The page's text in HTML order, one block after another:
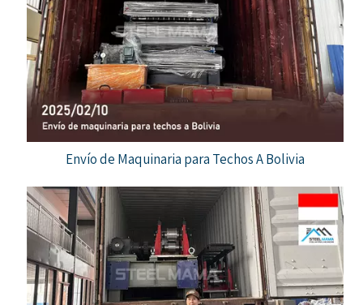
Envío de Maquinaria para Techos A Bolivia